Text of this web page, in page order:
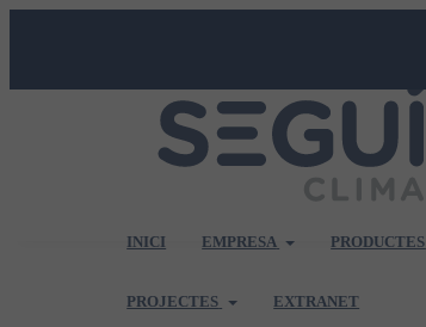
INICI EMPRESA PRODUCTES
PROJECTES EXTRANET